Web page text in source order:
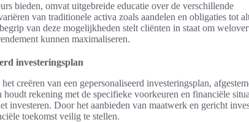
bieden, omvat uitgebreide educatie over de verschillende
van traditionele activa zoals aandelen en obligaties tot
van deze mogelijkheden stelt cliënten in staat om
kunnen maximaliseren.
investeringsplan
creëren van een gepersonaliseerd investeringsplan,
rekening met de specifieke voorkeuren en financiële
investeren. Door het aanbieden van maatwerk en gericht
toekomst veilig te stellen.